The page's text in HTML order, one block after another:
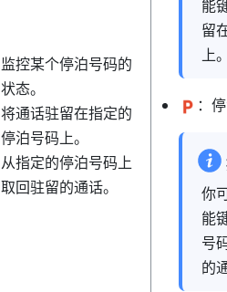
监控某个停泊号码的
状态。
将通话驻留在指定的
停泊号码上。
从指定的停泊号码上
取回驻留的通话。
能
留
上
：
你
能
号
的